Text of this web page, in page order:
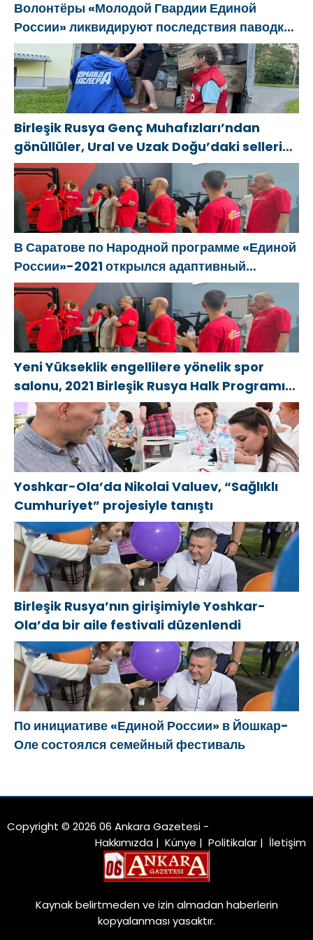
Волонтёры «Молодой Гвардии Единой
России» ликвидируют последствия паводков
на Урале и Дальнем Востоке
Birleşik Rusya Genç Muhafızları’ndan
gönüllüler, Ural ve Uzak Doğu’daki sellerin
sonuçlarını ortadan kaldırmaya yardımcı
oluyor
В Саратове по Народной программе «Единой
России»-2021 открылся адаптивный
спортзал «Новая высота»
Yeni Yükseklik engellilere yönelik spor
salonu, 2021 Birleşik Rusya Halk Programı
kapsamında Saratov’da açıldı
Yoshkar-Ola’da Nikolai Valuev, “Sağlıklı
Cumhuriyet” projesiyle tanıştı
Birleşik Rusya’nın girişimiyle Yoshkar-
Ola’da bir aile festivali düzenlendi
По инициативе «Единой России» в Йошкар-
Оле состоялся семейный фестиваль
Copyright © 2026 06 Ankara Gazetesi -
Hakkımızda | Künye | Politikalar | İletişim
Kaynak belirtmeden ve izin almadan haberlerin
kopyalanması yasaktır.